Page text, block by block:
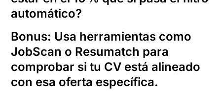
automático?
Bonus: Usa herramientas como
JobScan o Resumatch para
comprobar si tu CV está alineado
con esa oferta específica.